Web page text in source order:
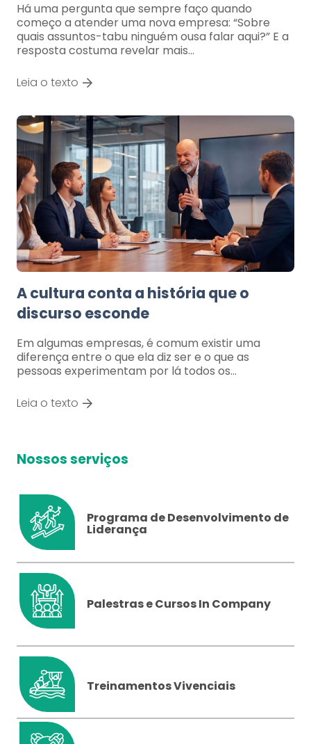
Há uma pergunta que sempre faço quando
começo a atender uma nova empresa: “Sobre
quais assuntos-tabu ninguém ousa falar aqui?” E a
resposta costuma revelar mais…
Leia o texto
A cultura conta a história que o
discurso esconde
Em algumas empresas, é comum existir uma
diferença entre o que ela diz ser e o que as
pessoas experimentam por lá todos os…
Leia o texto
Nossos serviços
Programa de Desenvolvimento de
Liderança
Palestras e Cursos In Company
Treinamentos Vivenciais